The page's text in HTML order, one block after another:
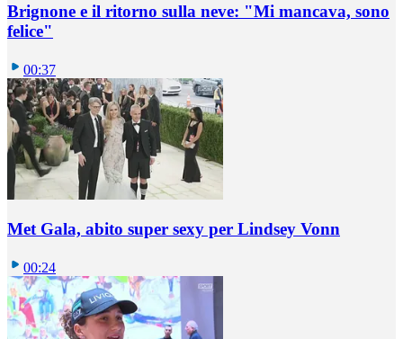
Brignone e il ritorno sulla neve: "Mi mancava, sono
felice"
00:37
Met Gala, abito super sexy per Lindsey Vonn
00:24